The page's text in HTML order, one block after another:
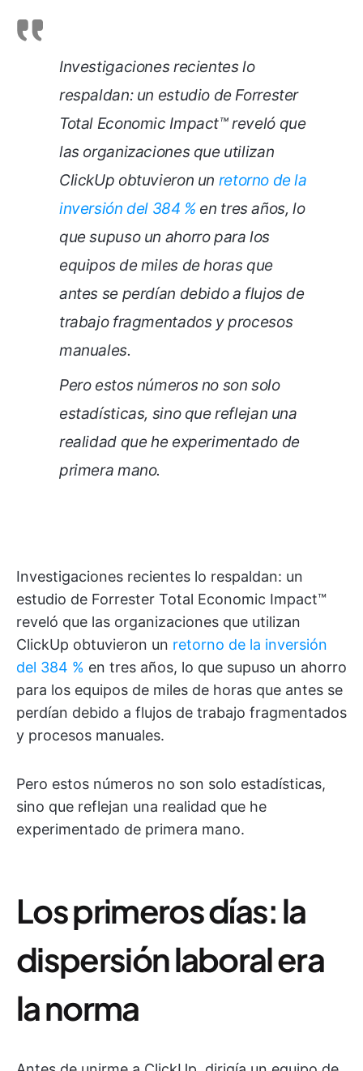
Investigaciones recientes lo
respaldan: un estudio de Forrester
Total Economic Impact™ reveló que
las organizaciones que utilizan
ClickUp obtuvieron un retorno de la
inversión del 384 %en tres años, lo
que supuso un ahorro para los
equipos de miles de horas que
antes se perdían debido a flujos de
trabajo fragmentados y procesos
manuales.
Pero estos números no son solo
estadísticas, sino que reflejan una
realidad que he experimentado de
primera mano.
Investigaciones recientes lo respaldan: un
estudio de Forrester Total Economic Impact™
reveló que las organizaciones que utilizan
ClickUp obtuvieron un retorno de la inversión
del 384 % en tres años, lo que supuso un ahorro
para los equipos de miles de horas que antes se
perdían debido a flujos de trabajo fragmentados
y procesos manuales.
Pero estos números no son solo estadísticas,
sino que reflejan una realidad que he
experimentado de primera mano.
Los primeros días: la
dispersión laboral era
la norma